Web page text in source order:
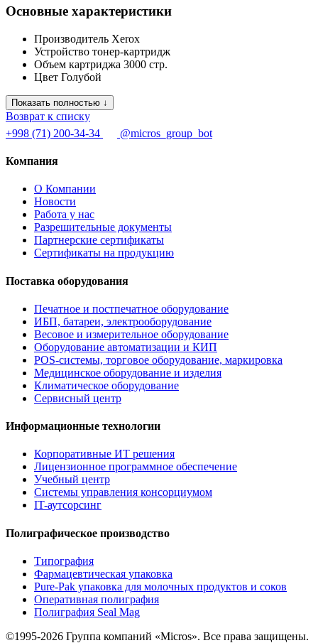
Основные характеристики
Производитель Xerox
Устройство тонер-картридж
Объем картриджа 3000 стр.
Цвет Голубой
Показать полностью ↓
Возврат к списку
+998 (71) 200-34-34
@micros_group_bot
Компания
О Компании
Новости
Работа у нас
Разрешительные документы
Партнерские сертификаты
Сертификаты на продукцию
Поставка оборудования
Печатное и постпечатное оборудование
ИБП, батареи, электрооборудование
Весовое и измерительное оборудование
Оборудование автоматизации и КИП
POS-системы, торговое оборудование, маркировка
Медицинское оборудование и изделия
Климатическое оборудование
Сервисный центр
Информационные технологии
Корпоративные ИТ решения
Лицензионное программное обеспечение
Учебный центр
Системы управления консорциумом
IT-аутсорсинг
Полиграфическое производство
Типография
Фармацевтическая упаковка
Pure-Pak упаковка для молочных продуктов и соков
Оперативная полиграфия
Полиграфия Seal Mag
©1995-2026 Группа компаний «Micros». Все права защищены.